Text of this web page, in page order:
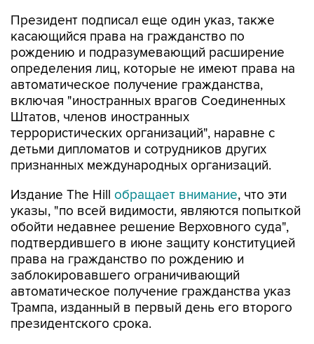
Президент подписал еще один указ, также
касающийся права на гражданство по
рождению и подразумевающий расширение
определения лиц, которые не имеют права на
автоматическое получение гражданства,
включая "иностранных врагов Соединенных
Штатов, членов иностранных
террористических организаций", наравне с
детьми дипломатов и сотрудников других
признанных международных организаций.
Издание The Hill обращает внимание, что эти
указы, "по всей видимости, являются попыткой
обойти недавнее решение Верховного суда",
подтвердившего в июне защиту конституцией
права на гражданство по рождению и
заблокировавшего ограничивающий
автоматическое получение гражданства указ
Трампа, изданный в первый день его второго
президентского срока.